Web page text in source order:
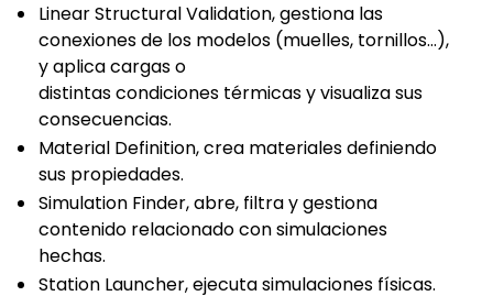
Linear Structural Validation, gestiona las
conexiones de los modelos (muelles, tornillos…),
y aplica cargas o
distintas condiciones térmicas y visualiza sus
consecuencias.
Material Definition, crea materiales definiendo
sus propiedades.
Simulation Finder, abre, filtra y gestiona
contenido relacionado con simulaciones
hechas.
Station Launcher, ejecuta simulaciones físicas.